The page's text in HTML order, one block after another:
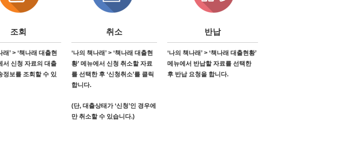
조회
래’ > ‘책나래 대출현
서 신청 자료의 대출
정보를 조회할 수 있
취소
‘나의 책나래’ > ‘책나래 대출현
황’ 메뉴에서 신청 취소할 자료
를 선택한 후 ‘신청취소’를 클릭
합니다.
(단, 대출상태가 ‘신청’인 경우에
만 취소할 수 있습니다.)
반납
‘나의 책나래’ > ‘책나래 대출현황’
메뉴에서 반납할 자료를 선택한
후 반납 요청을 합니다.